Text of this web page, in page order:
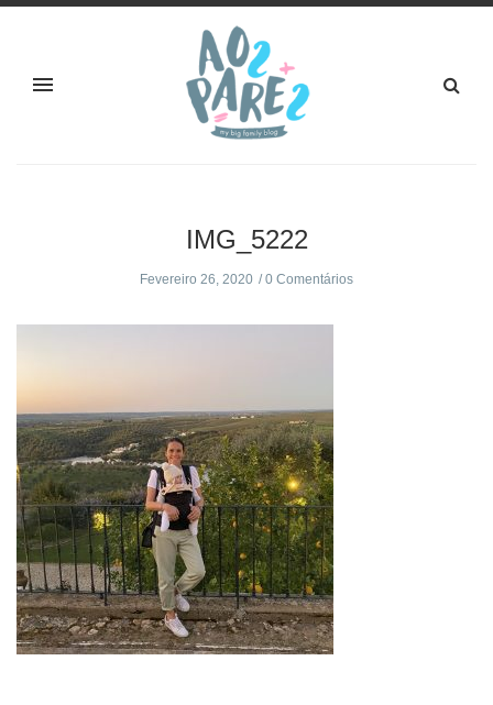
IMG_5222
Fevereiro 26, 2020 0 Comentários